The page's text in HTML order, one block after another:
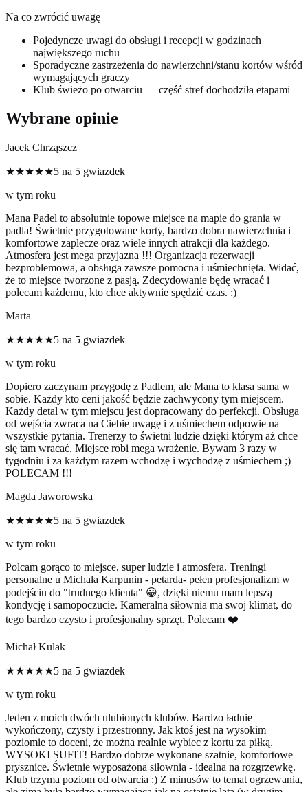
Na co zwrócić uwagę
Pojedyncze uwagi do obsługi i recepcji w godzinach
największego ruchu
Sporadyczne zastrzeżenia do nawierzchni/stanu kortów wśród
wymagających graczy
Klub świeżo po otwarciu — część stref dochodziła etapami
Wybrane opinie
Jacek Chrząszcz
★★★★★5 na 5 gwiazdek
w tym roku
Mana Padel to absolutnie topowe miejsce na mapie do grania w
padla! Świetnie przygotowane korty, bardzo dobra nawierzchnia i
komfortowe zaplecze oraz wiele innych atrakcji dla każdego.
Atmosfera jest mega przyjazna !!! Organizacja rezerwacji
bezproblemowa, a obsługa zawsze pomocna i uśmiechnięta. Widać,
że to miejsce tworzone z pasją. Zdecydowanie będę wracać i
polecam każdemu, kto chce aktywnie spędzić czas. :)
Marta
★★★★★5 na 5 gwiazdek
w tym roku
Dopiero zaczynam przygodę z Padlem, ale Mana to klasa sama w
sobie. Każdy kto ceni jakość będzie zachwycony tym miejscem.
Każdy detal w tym miejscu jest dopracowany do perfekcji. Obsługa
od wejścia zwraca na Ciebie uwagę i z uśmiechem odpowie na
wszystkie pytania. Trenerzy to świetni ludzie dzięki którym aż chce
się tam wracać. Miejsce robi mega wrażenie. Bywam 3 razy w
tygodniu i za każdym razem wchodzę i wychodzę z uśmiechem ;)
POLECAM !!!
Magda Jaworowska
★★★★★5 na 5 gwiazdek
w tym roku
Polcam gorąco to miejsce, super ludzie i atmosfera. Treningi
personalne u Michała Karpunin - petarda- pełen profesjonalizm w
podejściu do "trudnego klienta" 😀, dzięki niemu mam lepszą
kondycję i samopoczucie. Kameralna siłownia ma swoj klimat, do
tego bardzo czysto i profesjonalny sprzęt. Polecam ❤️
Michał Kulak
★★★★★5 na 5 gwiazdek
w tym roku
Jeden z moich dwóch ulubionych klubów. Bardzo ładnie
wykończony, czysty i przestronny. Jak ktoś jest na wysokim
poziomie to doceni, że można realnie wybiec z kortu za piłką.
WYSOKI SUFIT! Bardzo dobrze wykonane szatnie, komfortowe
prysznice. Świetnie wyposażona siłownia - idealna na rozgrzewkę.
Klub trzyma poziom od otwarcia :) Z minusów to temat ogrzewania,